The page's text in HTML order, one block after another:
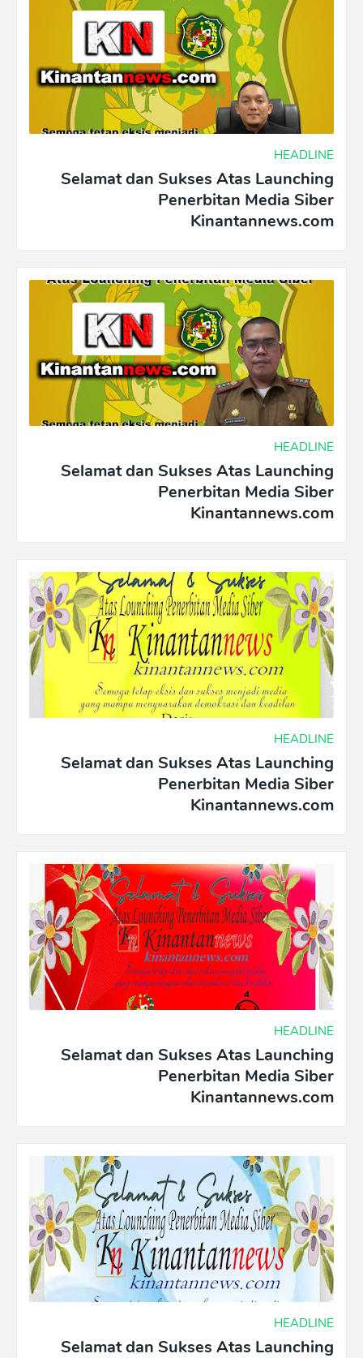
HEADLINE
Selamat dan Sukses Atas Launching
Penerbitan Media Siber
Kinantannews.com
HEADLINE
Selamat dan Sukses Atas Launching
Penerbitan Media Siber
Kinantannews.com
HEADLINE
Selamat dan Sukses Atas Launching
Penerbitan Media Siber
Kinantannews.com
HEADLINE
Selamat dan Sukses Atas Launching
Penerbitan Media Siber
Kinantannews.com
HEADLINE
Selamat dan Sukses Atas Launching